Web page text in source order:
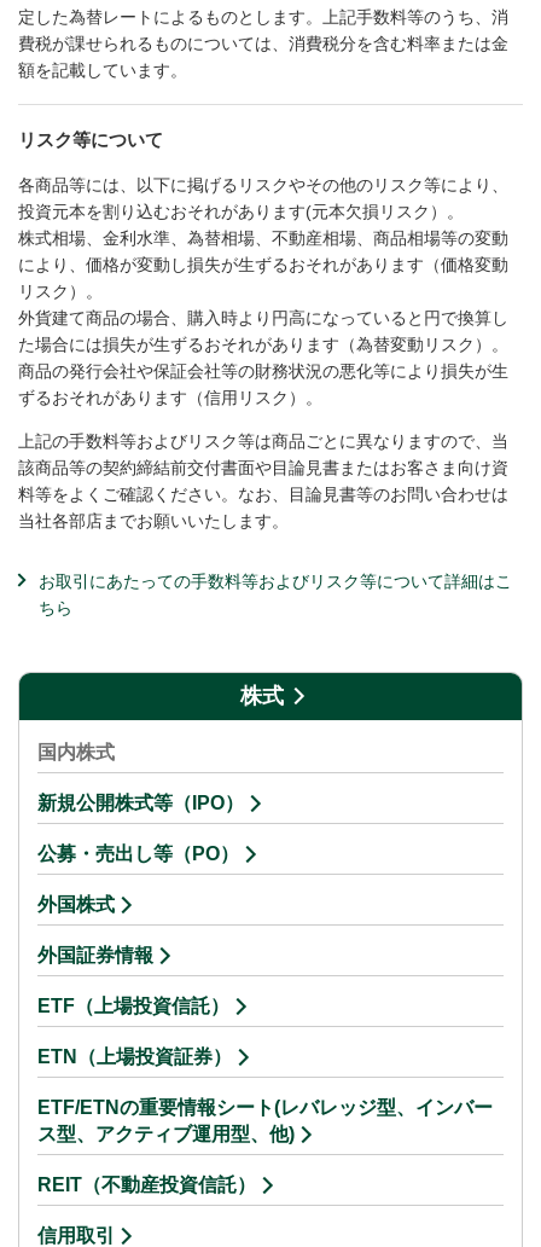
定した為替レートによるものとします。上記手数料等のうち、消
費税が課せられるものについては、消費税分を含む料率または金
額を記載しています。
リスク等について
各商品等には、以下に掲げるリスクやその他のリスク等により、
投資元本を割り込むおそれがあります(元本欠損リスク）。
株式相場、金利水準、為替相場、不動産相場、商品相場等の変動
により、価格が変動し損失が生ずるおそれがあります（価格変動
リスク）。
外貨建て商品の場合、購入時より円高になっていると円で換算し
た場合には損失が生ずるおそれがあります（為替変動リスク）。
商品の発行会社や保証会社等の財務状況の悪化等により損失が生
ずるおそれがあります（信用リスク）。
上記の手数料等およびリスク等は商品ごとに異なりますので、当
該商品等の契約締結前交付書面や目論見書またはお客さま向け資
料等をよくご確認ください。なお、目論見書等のお問い合わせは
当社各部店までお願いいたします。
お取引にあたっての手数料等およびリスク等について詳細はこ
ちら
株式
国内株式
新規公開株式等（IPO）
公募・売出し等（PO）
外国株式
外国証券情報
ETF（上場投資信託）
ETN（上場投資証券）
ETF/ETNの重要情報シート(レバレッジ型、インバー
ス型、アクティブ運用型、他)
REIT（不動産投資信託）
信用取引